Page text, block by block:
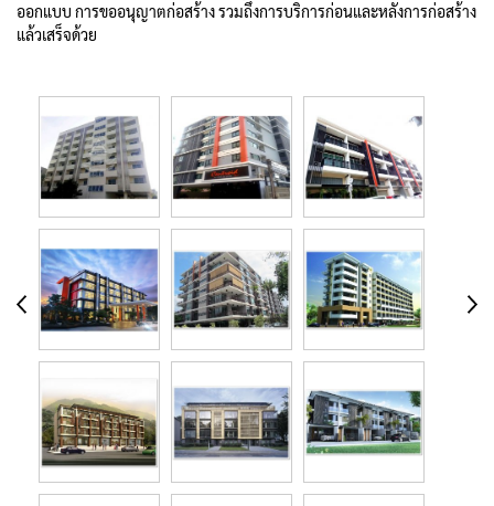
ออกแบบ การขออนุญาตก่อสร้าง รวมถึงการบริการก่อนและหลังการก่อสร้าง
แล้วเสร็จด้วย